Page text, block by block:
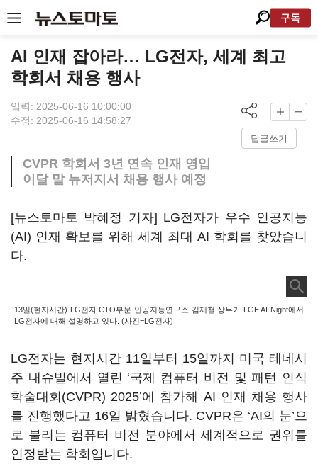
구독
AI 인재 잡아라… LG전자, 세계 최고
학회서 채용 행사
입력: 2025-06-16 10:00:00
수정: 2025-06-16 14:58:27
답글쓰기
CVPR 학회서 3년 연속 인재 영입
이달 말 뉴저지서 채용 행사 예정
[뉴스토마토 박혜정 기자] LG전자가 우수 인공지능
(AI) 인재 확보를 위해 세계 최대 AI 학회를 찾았습니
다.
13일(현지시간) LG전자 CTO부문 인공지능연구소 김재철 상무가 LGE AI Night에서
LG전자에 대해 설명하고 있다. (사진=LG전자)
LG전자는 현지시간 11일부터 15일까지 미국 테네시
주 내슈빌에서 열린 ‘국제 컴퓨터 비전 및 패턴 인식
학술대회(CVPR) 2025’에 참가해 AI 인재 채용 행사
를 진행했다고 16일 밝혔습니다. CVPR은 ‘AI의 눈’으
로 불리는 컴퓨터 비전 분야에서 세계적으로 권위를
인정받는 학회입니다.